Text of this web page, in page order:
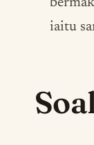
iaitu